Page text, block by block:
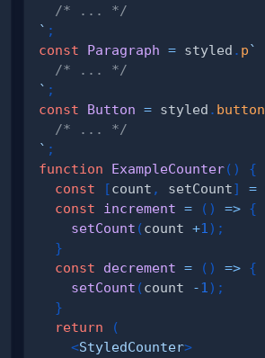
/* ... */
` ;
const
Paragraph = styled . p`
/* ... */
` ;
const
Button = styled . button
/* ... */
` ;
function
ExampleCounter( )
{
const
[count , setCount] =
const
increment = ( ) => {
setCount (count +1 ) ;
}
const
decrement = ( ) => {
setCount (count -1 ) ;
}
return
(
<StyledCounter>